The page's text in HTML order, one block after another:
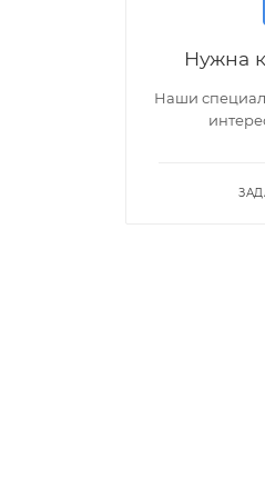
Нужна
Наши